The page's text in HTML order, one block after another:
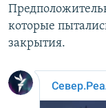
которые
закрытия.